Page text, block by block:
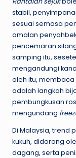
stabil,
sesuai semasa
amalan
pencemaran
samping itu,
mengandungi
oleh itu,
adalah langkah
pembungkusan
mengundang
Di Malaysia, trend
kukuh, didorong
dagang, serta